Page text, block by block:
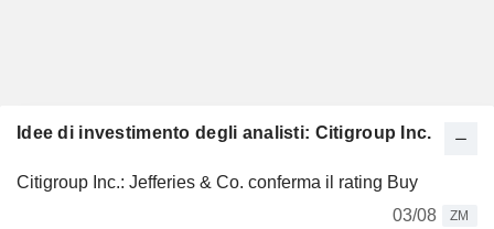
Idee di investimento degli analisti: Citigroup Inc.
Citigroup Inc.: Jefferies & Co. conferma il rating Buy
03/08
ZM